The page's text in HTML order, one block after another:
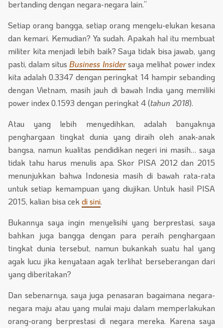
bertanding dengan negara-negara lain.”
Setiap orang bangga, setiap orang mengelu-elukan kesana
dan kemari. Kemudian? Ya sudah. Apakah hal itu membuat
militer kita menjadi lebih baik? Saya tidak bisa jawab, yang
pasti, dalam situsBusiness Insidersaya melihat power index
kita adalah 0.3347 dengan peringkat 14 hampir sebanding
dengan Vietnam, masih jauh di bawah India yang memiliki
power index 0.1593 dengan peringkat 4 (tahun 2018).
Atau yang lebih menyedihkan, adalah banyaknya
penghargaan tingkat dunia yang diraih oleh anak-anak
bangsa, namun kualitas pendidikan negeri ini masih… saya
tidak tahu harus menulis apa. Skor PISA 2012 dan 2015
menunjukkan bahwa Indonesia masih di bawah rata-rata
untuk setiap kemampuan yang diujikan. Untuk hasil PISA
2015, kalian bisa cek di sini.
Bukannya saya ingin menyelisihi yang berprestasi, saya
bahkan juga bangga dengan para peraih penghargaan
tingkat dunia tersebut, namun bukankah suatu hal yang
agak lucu jika kenyataan agak terlihat berseberangan dari
yang diberitakan?
Dan sebenarnya, saya juga penasaran bagaimana negara-
negara maju atau yang mulai maju dalam memperlakukan
orang-orang berprestasi di negara mereka. Karena saya